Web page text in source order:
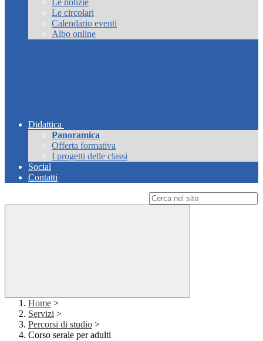
Le notizie
Le circolari
Calendario eventi
Albo online
Didattica
Panoramica
Offerta formativa
I progetti delle classi
Social
Contatti
Home >
Servizi >
Percorsi di studio >
Corso serale per adulti